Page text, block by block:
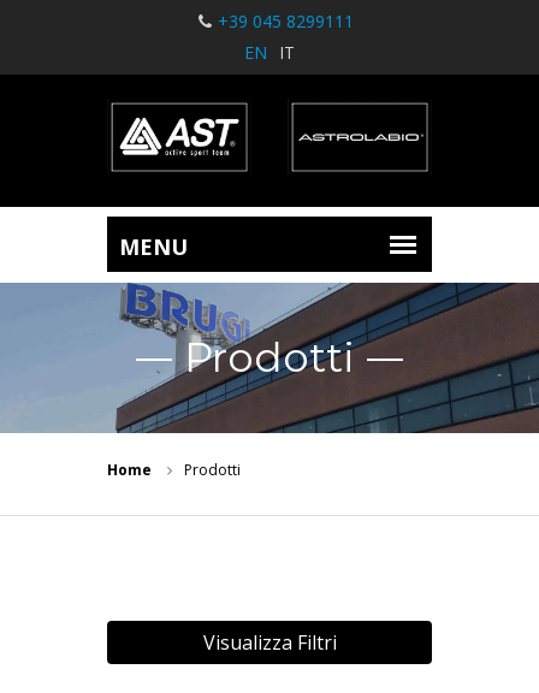
+39 045 8299111
EN
IT
Prodotti
Home Prodotti
Visualizza Filtri